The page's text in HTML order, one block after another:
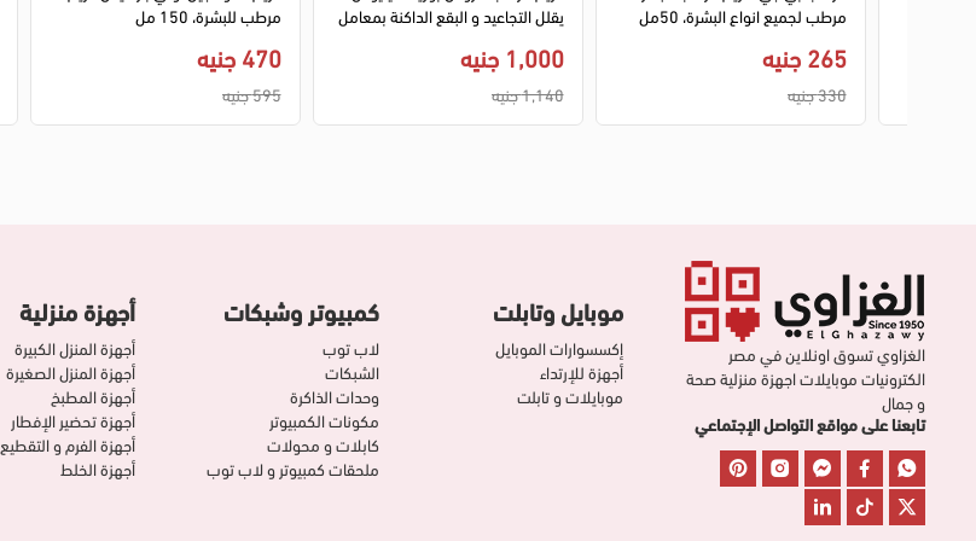
مرطب للبشرة، 150 مل
470 جنيه
595 جنيه
يقلل التجاعيد و البقع الداكنة بمعامل
1,000 جنيه
1,140 جنيه
مرطب لجميع انواع البشرة، 50مل
265 جنيه
330 جنيه
الغزاوي تسوق اونلاين في مصر
الكترونيات موبايلات اجهزة منزلية صحة
و جمال
تابعنا على مواقع التواصل الإجتماعي
موبايل وتابلت
إكسسوارات الموبايل
أجهزة للإرتداء
موبايلات و تابلت
كمبيوتر وشبكات
لاب توب
الشبكات
وحدات الذاكرة
مكونات الكمبيوتر
كابلات و محولات
ملحقات كمبيوتر و لاب توب
أجهزة منزلية
أجهزة المنزل الكبيرة
أجهزة المنزل الصغيرة
أجهزة المطبخ
أجهزة تحضير الإفطار
أجهزة الفرم و التقطيع
أجهزة الخلط